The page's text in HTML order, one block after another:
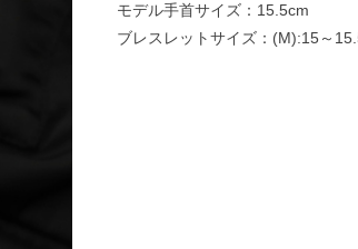
モデル手首サイズ：15.5cm
ブレスレットサイズ：(M):15～